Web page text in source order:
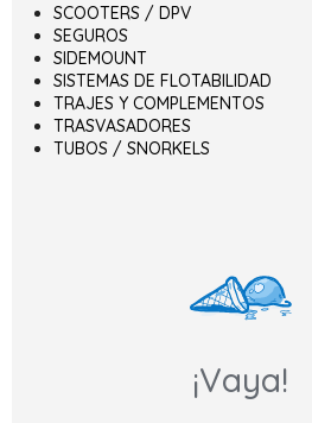
SCOOTERS / DPV
SEGUROS
SIDEMOUNT
SISTEMAS DE FLOTABILIDAD
TRAJES Y COMPLEMENTOS
TRASVASADORES
TUBOS / SNORKELS
¡Vaya!